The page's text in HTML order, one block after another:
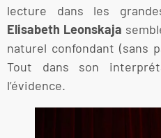
lecture dans les
Elisabeth Leonskaja
naturel confondant (sans
Tout dans son
l’évidence.